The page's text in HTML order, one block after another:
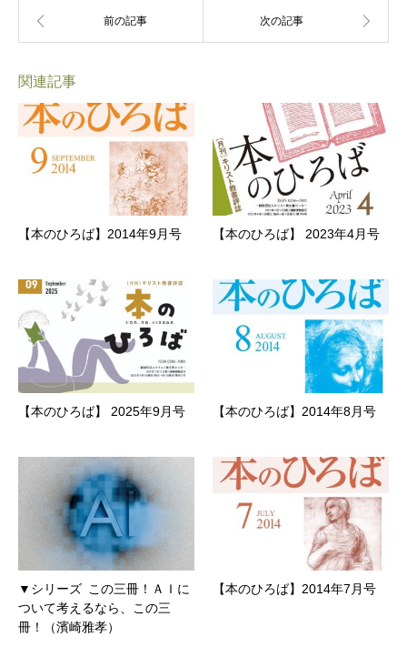
関連記事
【本のひろば】2014年9月号 【本のひろば】 2023年4月号
【本のひろば】 2025年9月号 【本のひろば】2014年8月号
▼シリーズ この三冊！ＡＩに
ついて考えるなら、この三
冊！（濱崎雅孝）
【本のひろば】2014年7月号